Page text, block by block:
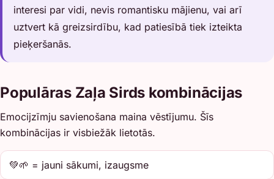
interesi par vidi, nevis romantisku mājienu, vai arī
uztvert kā greizsirdību, kad patiesībā tiek izteikta
pieķeršanās.
Populāras Zaļa Sirds kombinācijas
Emocijzīmju savienošana maina vēstījumu. Šīs
kombinācijas ir visbiežāk lietotās.
💚🌱 = jauni sākumi, izaugsme